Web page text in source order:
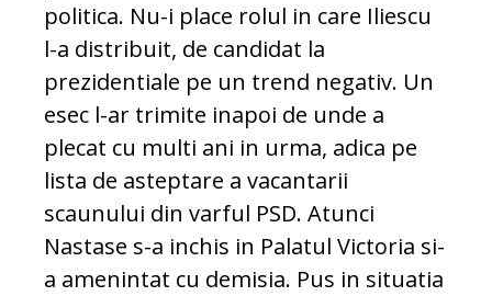
politica. Nu-i place rolul in care Iliescu
l-a distribuit, de candidat la
prezidentiale pe un trend negativ. Un
esec l-ar trimite inapoi de unde a
plecat cu multi ani in urma, adica pe
lista de asteptare a vacantarii
scaunului din varful PSD. Atunci
Nastase s-a inchis in Palatul Victoria si-
a amenintat cu demisia. Pus in situatia